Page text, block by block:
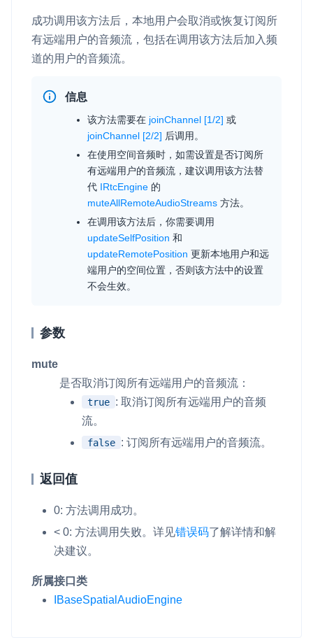
控制台
开通和管理声网各项产品服务的统一入口
灵动会议 NEW
低代码集成、灵活定制、超低延时的音视频会议
成功调用该方法后，本地用户会取消或恢复订阅所
有远端用户的音频流，包括在调用该方法后加入频
道的用户的音频流。
信息
该方法需要在 joinChannel [1/2] 或
joinChannel [2/2] 后调用。
在使用空间音频时，如需设置是否订阅所
有远端用户的音频流，建议调用该方法替
代 IRtcEngine 的
muteAllRemoteAudioStreams 方法。
在调用该方法后，你需要调用
updateSelfPosition 和
updateRemotePosition 更新本地用户和远
端用户的空间位置，否则该方法中的设置
不会生效。
参数
mute
是否取消订阅所有远端用户的音频流：
true : 取消订阅所有远端用户的音频
流。
false : 订阅所有远端用户的音频流。
返回值
0: 方法调用成功。
< 0: 方法调用失败。 详见错误码了解详情和解
决建议。
所属接口类
IBaseSpatialAudioEngine